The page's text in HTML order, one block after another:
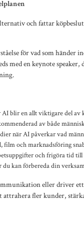
och fattar
för vad som händer
med en keynote
blir en allt viktigare del av
av både
när AI påverkar vad
och marknadsföring
och frigöra tid till
kan förbereda din
eller driver ett
fler kunder,